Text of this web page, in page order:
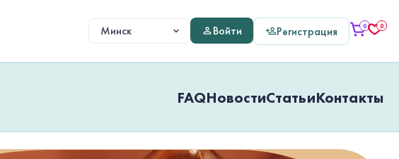
Войти Регистрация 0 0
FAQНовостиСтатьиКонтакты